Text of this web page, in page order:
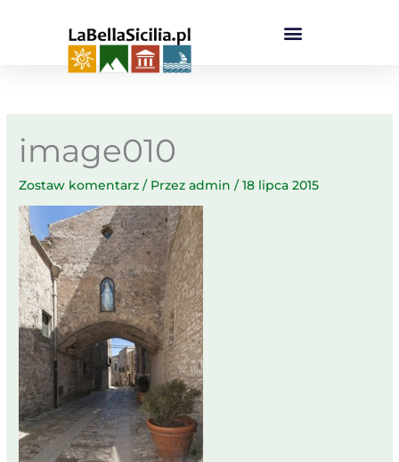
image010
Zostaw komentarz / Przezadmin/18 lipca 2015